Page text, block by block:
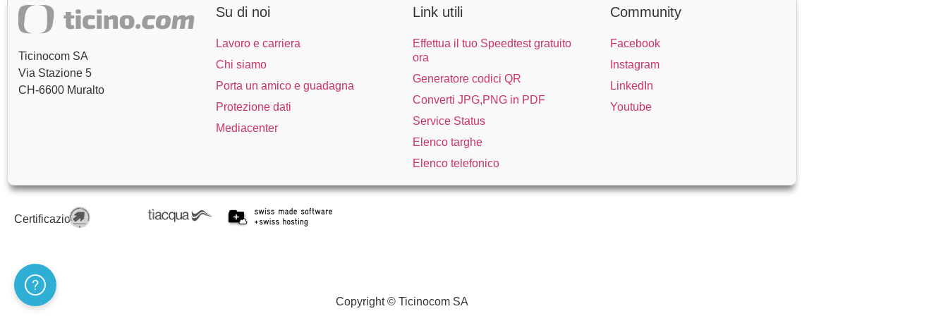
Ticinocom SA
Via Stazione 5
CH-6600 Muralto
Su di noi
Lavoro e carriera
Chi siamo
Porta un amico e guadagna
Protezione dati
Mediacenter
Link utili
Effettua il tuo Speedtest gratuito
ora
Generatore codici QR
Converti JPG,PNG in PDF
Service Status
Elenco targhe
Elenco telefonico
Community
Facebook
Instagram
LinkedIn
Youtube
Certificazioni
Copyright © Ticinocom SA